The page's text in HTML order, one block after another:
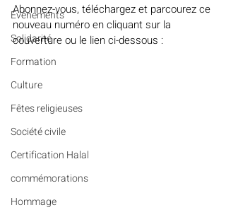
Evénements
Solidarité
Formation
Culture
Fêtes religieuses
Société civile
Certification Halal
commémorations
Hommage
Abonnez-vous, téléchargez et parcourez ce
nouveau numéro en cliquant sur la
couverture ou le lien ci-dessous :